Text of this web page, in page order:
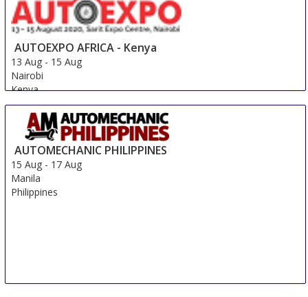
AUTOEXPO AFRICA - Kenya
13 Aug - 15 Aug
Nairobi
Kenya
AUTOMECHANIC PHILIPPINES
15 Aug - 17 Aug
Manila
Philippines